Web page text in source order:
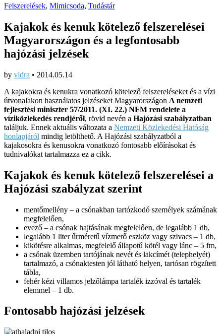
Felszerelések, Mimicsoda, Tudástár
Kajakok és kenuk kötelező felszerelései
Magyarországon és a legfontosabb
hajózási jelzések
by vidra • 2014.05.14
A kajakokra és kenukra vonatkozó kötelező felszereléseket és a vízi
útvonalakon használatos jelzéseket Magyarországon A nemzeti
fejlesztési miniszter 57/2011. (XI. 22.) NFM rendelete a
víziközlekedés rendjéről, rövid nevén a Hajózási szabályzatban
találjuk. Ennek aktuális változata a Nemzeti Közlekedési Hatóság
honlapjáról mindig letölthető. A Hajózási szabályzatból a
kajakosokra és kenusokra vonatkozó fontosabb előírásokat és
tudnivalókat tartalmazza ez a cikk.
Kajakok és kenuk kötelező felszerelései a
Hajózási szabályzat szerint
mentőmellény – a csónakban tartózkodó személyek számának
megfelelően,
evező – a csónak hajtásának megfelelően, de legalább 1 db,
legalább 1 liter űrméretű vízmerő eszköz vagy szivacs – 1 db,
kikötésre alkalmas, megfelelő állapotú kötél vagy lánc – 5 fm,
a csónak üzemben tartójának nevét és lakcímét (telephelyét)
tartalmazó, a csónaktesten jól látható helyen, tartósan rögzített
tábla,
fehér kézi villamos jelzőlámpa tartalék izzóval és tartalék
elemmel – 1 db.
Fontosabb hajózási jelzések